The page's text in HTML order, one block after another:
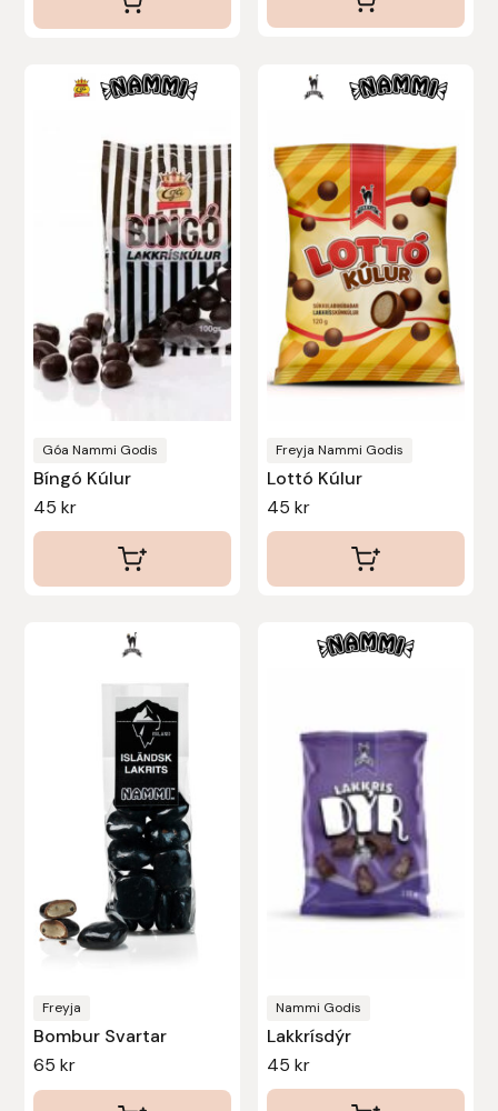
Góa Nammi Godis
Bíngó Kúlur
45kr
Freyja Nammi Godis
Lottó Kúlur
45 kr
Freyja
Bombur Svartar
65kr
Nammi Godis
Lakkrísdýr
45 kr
Stina Helmersson Bokförlag
Suedwind
Tidningen Ridsport Island
TöltSaga
TOPREITER
Tunahaken
Werkman Hoofcare
Wintec